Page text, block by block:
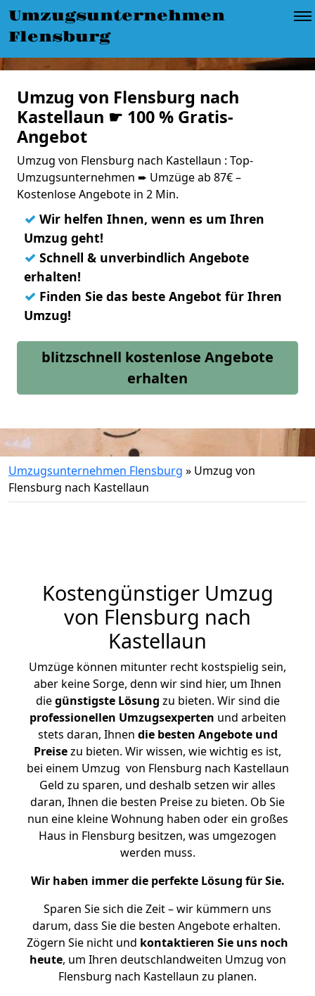
Umzugsunternehmen
Flensburg
Umzug von Flensburg nach
Kastellaun ☛ 100 % Gratis-
Angebot
Umzug von Flensburg nach Kastellaun : Top-
Umzugsunternehmen ➨ Umzüge ab 87€ –
Kostenlose Angebote in 2 Min.
✓ Wir helfen Ihnen, wenn es um Ihren
Umzug geht!
✓ Schnell & unverbindlich Angebote
erhalten!
✓ Finden Sie das beste Angebot für Ihren
Umzug!
blitzschnell kostenlose Angebote
erhalten
Umzugsunternehmen Flensburg » Umzug von
Flensburg nach Kastellaun
Kostengünstiger Umzug
von Flensburg nach
Kastellaun
Umzüge können mitunter recht kostspielig sein,
aber keine Sorge, denn wir sind hier, um Ihnen
diegünstigste Lösung zu bieten. Wir sind die
professionellen Umzugsexperten und arbeiten
stets daran, Ihnen die besten Angebote und
Preisezu bieten. Wir wissen, wie wichtig es ist,
bei einem Umzug von Flensburg nach Kastellaun
Geld zu sparen, und deshalb setzen wir alles
daran, Ihnen die besten Preise zu bieten. Ob Sie
nun eine kleine Wohnung haben oder ein großes
Haus in Flensburg besitzen, was umgezogen
werden muss.
Wir haben immer die perfekte Lösung für Sie.
Sparen Sie sich die Zeit – wir kümmern uns
darum, dass Sie die besten Angebote erhalten.
Zögern Sie nicht und kontaktieren Sie uns noch
heute, um Ihren deutschlandweiten Umzug von
Flensburg nach Kastellaun zu planen.